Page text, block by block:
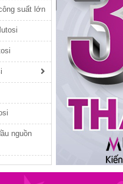
suất lớn
nguồn